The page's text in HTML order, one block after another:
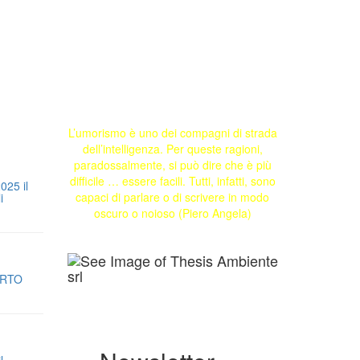
il
L’umorismo è uno dei compagni di strada
dell’intelligenza. Per queste ragioni,
paradossalmente, si può dire che è più
difficile … essere facili. Tutti, infatti, sono
capaci di parlare o di scrivere in modo
oscuro o noioso (Piero Angela)